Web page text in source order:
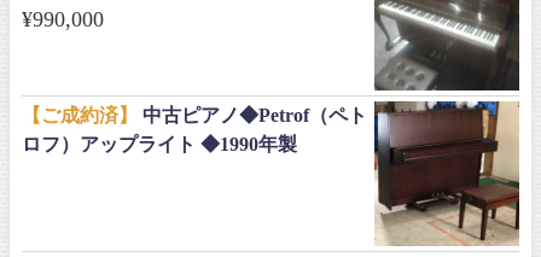
¥990,000
【ご成約済】
中古ピアノ◆Petrof（ペト
ロフ）アップライト ◆1990年製